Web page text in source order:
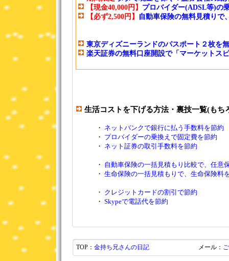
【現金40,000円】 プロバイダー(ADSL等)の
【必ず2,500円】
自動車保険の無料見積りで
東京ディズニーランドのパスポート２枚を
楽天証券の無料口座開設で「マーケットス
生活コストを下げる方法・裏技一覧(もち
・ ネットバンクで銀行に払う手数料を節約
・ プロバイダーの乗換えで固定費を節約
・ ネット証券の取引手数料を節約
・ 自動車保険の一括見積もり比較で、任意
・ 生命保険の一括見積もりで、生命保険料
・ クレジットカードの割引で節約
・ Skypeで電話代を節約
TOP： 金持ち兄さんの日記 メール：